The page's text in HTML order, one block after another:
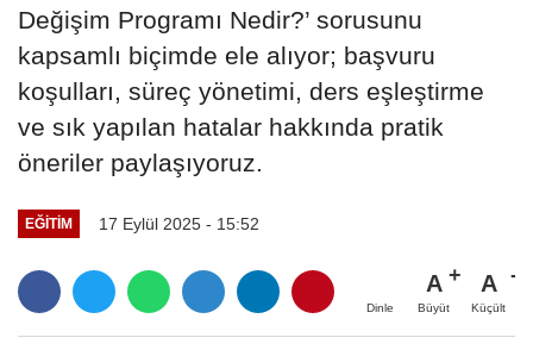
Değişim Programı Nedir?’ sorusunu
kapsamlı biçimde ele alıyor; başvuru
koşulları, süreç yönetimi, ders eşleştirme
ve sık yapılan hatalar hakkında pratik
öneriler paylaşıyoruz.
EĞITIM 17 Eylül 2025 - 15:52
Dinle
A
Büyüt
A
Küçült